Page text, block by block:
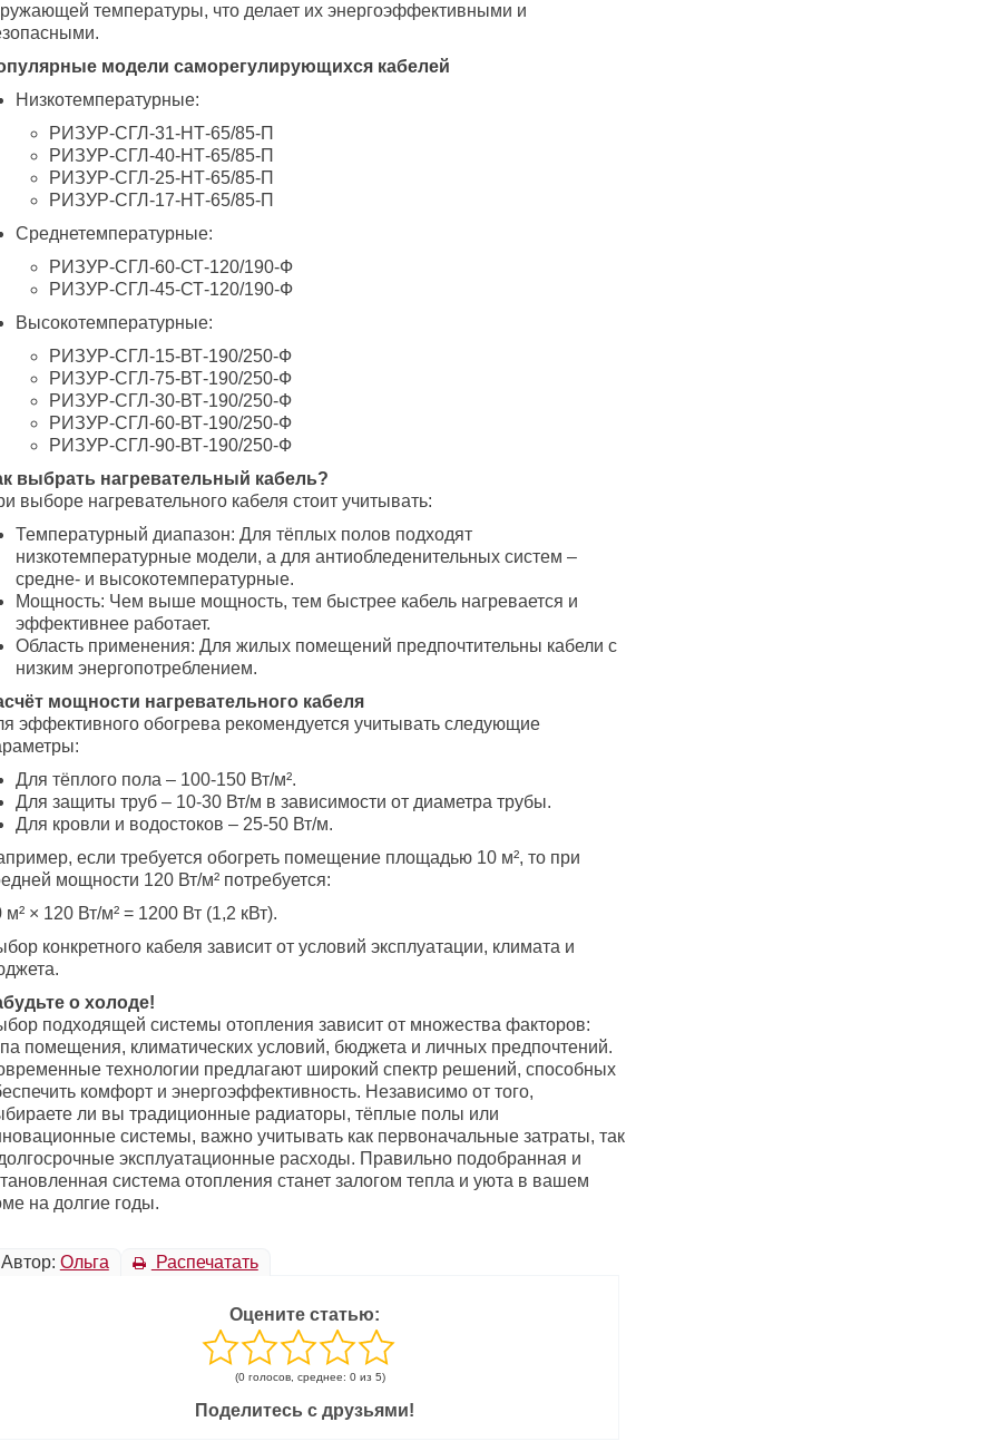
температуры, что делает их энергоэффективными и
модели саморегулирующихся кабелей
Низкотемпературные:
РИЗУР-СГЛ-31-НТ-65/85-П
РИЗУР-СГЛ-40-НТ-65/85-П
РИЗУР-СГЛ-25-НТ-65/85-П
РИЗУР-СГЛ-17-НТ-65/85-П
Среднетемпературные:
РИЗУР-СГЛ-60-СТ-120/190-Ф
РИЗУР-СГЛ-45-СТ-120/190-Ф
Высокотемпературные:
РИЗУР-СГЛ-15-ВТ-190/250-Ф
РИЗУР-СГЛ-75-ВТ-190/250-Ф
РИЗУР-СГЛ-30-ВТ-190/250-Ф
РИЗУР-СГЛ-60-ВТ-190/250-Ф
РИЗУР-СГЛ-90-ВТ-190/250-Ф
выбрать нагревательный кабель?
выборе нагревательного кабеля стоит учитывать:
Температурный диапазон: Для тёплых полов подходят
низкотемпературные модели, а для антиобледенительных систем –
средне- и высокотемпературные.
Мощность: Чем выше мощность, тем быстрее кабель нагревается и
эффективнее работает.
Область применения: Для жилых помещений предпочтительны кабели с
низким энергопотреблением.
мощности нагревательного кабеля
эффективного обогрева рекомендуется учитывать следующие
Для тёплого пола – 100-150 Вт/м².
Для защиты труб – 10-30 Вт/м в зависимости от диаметра трубы.
Для кровли и водостоков – 25-50 Вт/м.
если требуется обогреть помещение площадью 10 м², то при
мощности 120 Вт/м² потребуется:
м² × 120 Вт/м² = 1200 Вт (1,2 кВт).
конкретного кабеля зависит от условий эксплуатации, климата и
о холоде!
подходящей системы отопления зависит от множества факторов:
помещения, климатических условий, бюджета и личных предпочтений.
технологии предлагают широкий спектр решений, способных
комфорт и энергоэффективность. Независимо от того,
ли вы традиционные радиаторы, тёплые полы или
системы, важно учитывать как первоначальные затраты, так
эксплуатационные расходы. Правильно подобранная и
система отопления станет залогом тепла и уюта в вашем
на долгие годы.
Автор: Ольга Распечатать
Оцените статью:
(0 голосов, среднее: 0 из 5)
Поделитесь с друзьями!